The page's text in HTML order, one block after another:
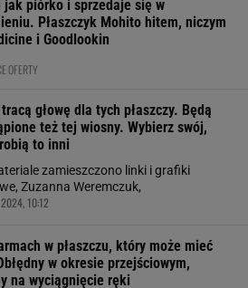
jak piórko i sprzedaje się w
Płaszczyk Mohito hitem, niczym
i Goodlookin
OFERTY
głowę dla tych płaszczy. Będą
też tej wiosny. Wybierz swój,
to inni
zamieszczono linki i grafiki
Zuzanna Weremczuk,
2024, 10:12
w płaszczu, który może mieć
w okresie przejściowym,
na wyciągnięcie ręki